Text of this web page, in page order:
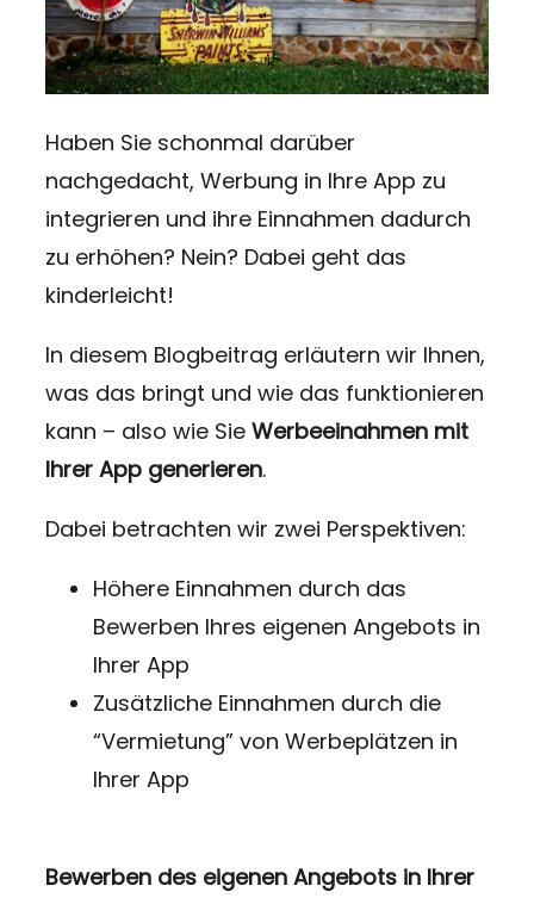
Haben Sie schonmal darüber
nachgedacht, Werbung in Ihre App zu
integrieren und ihre Einnahmen dadurch
zu erhöhen? Nein? Dabei geht das
kinderleicht!
In diesem Blogbeitrag erläutern wir Ihnen,
was das bringt und wie das funktionieren
kann – also wie Sie Werbeeinahmen mit
Ihrer App generieren.
Dabei betrachten wir zwei Perspektiven:
Höhere Einnahmen durch das
Bewerben Ihres eigenen Angebots in
Ihrer App
Zusätzliche Einnahmen durch die
“Vermietung” von Werbeplätzen in
Ihrer App
Bewerben des eigenen Angebots in Ihrer